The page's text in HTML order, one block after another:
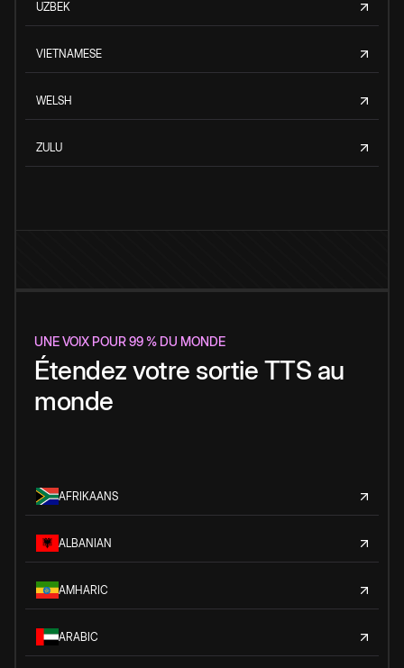
UZBEK
VIETNAMESE
WELSH
ZULU
UNE VOIX POUR 99 % DU MONDE
Étendez votre sortie TTS au
monde
AFRIKAANS
ALBANIAN
AMHARIC
ARABIC